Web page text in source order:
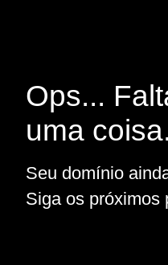
Ops...
uma
Seu domínio
Siga os próximos